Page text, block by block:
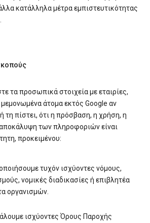
κατάλληλα μέτρα εμπιστευτικότητας
τα προσωπικά στοιχεία με εταιρίες,
άτομα εκτός Google αν
τη πίστει, ότι η πρόσβαση, η χρήση, η
των πληροφοριών είναι
προκειμένου:
τυχόν ισχύοντες νόμους,
νομικές διαδικασίες ή επιβλητέα
οργανισμών.
ισχύοντες Όρους Παροχής